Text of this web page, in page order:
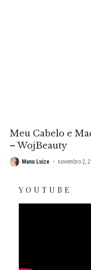
Meu Cabelo e
– WojBeauty
Manu Luize novembro 2,
YOUTUBE